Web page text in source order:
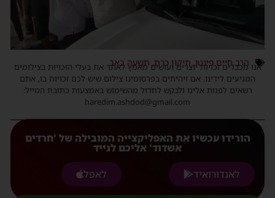
הרב חיים פינטו, תיקון כרת,תשעה באב
אנו מכבדים זכויות יוצרים ועושים מאמץ לאתר את בעלי הזכויות בצילומים
המגיעים לידינו. אם זיהיתים בפרסומינו צילום שיש לכם זכויות בו, אתם
רשאים לפנות אלינו ולבקש לחדול מהשימוש באמצעות כתובת המייל:
haredim.ashdod@gmail.com
הורידו עכשיו את האפליקצייה המובילה של 'חרדים
אשדוד' אליכם לנייד
לאנדורואיד
לאפל